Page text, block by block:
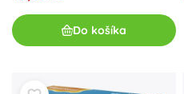
Do košíka